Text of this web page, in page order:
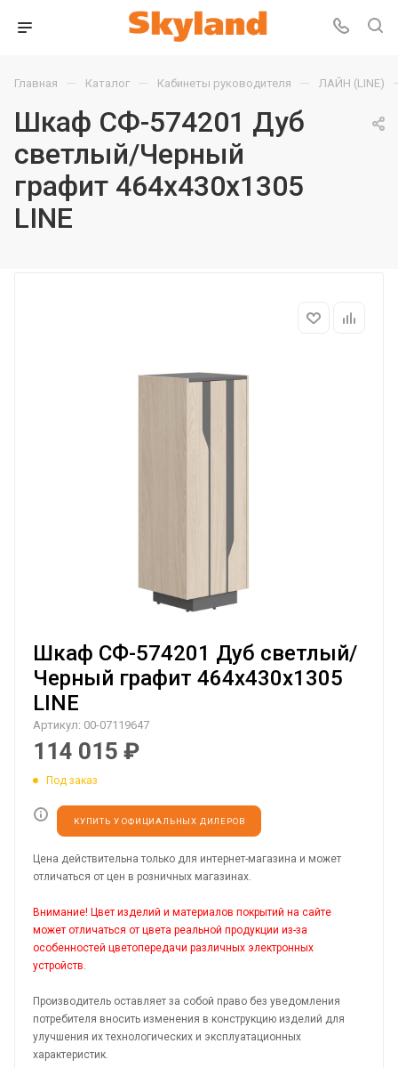
Главная — Каталог — Кабинеты руководителя — ЛАЙН (LINE)
Шкаф СФ-574201 Дуб
светлый/Черный
графит 464х430х1305
LINE
Шкаф СФ-574201 Дуб светлый/
Черный графит 464х430х1305
LINE
Артикул: 00-07119647
114 015 ₽
Под заказ
КУПИТЬ У ОФИЦИАЛЬНЫХ ДИЛЕРОВ
Цена действительна только для интернет-магазина и может
отличаться от цен в розничных магазинах.
Внимание! Цвет изделий и материалов покрытий на сайте
может отличаться от цвета реальной продукции из-за
особенностей цветопередачи различных электронных
устройств.
Производитель оставляет за собой право без уведомления
потребителя вносить изменения в конструкцию изделий для
улучшения их технологических и эксплуатационных
характеристик.